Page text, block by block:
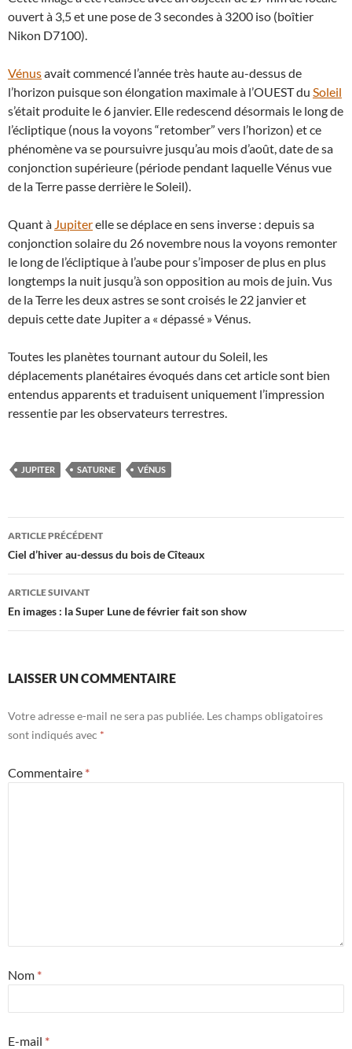
ouvert à 3,5 et une pose de 3 secondes à 3200 iso (boîtier
Nikon D7100).
Vénusavait commencé l’année très haute au-dessus de
l’horizon puisque son élongation maximale à l’OUEST du Soleil
s’était produite le 6 janvier. Elle redescend désormais le long de
l’écliptique (nous la voyons “retomber” vers l’horizon) et ce
phénomène va se poursuivre jusqu’au mois d’août, date de sa
conjonction supérieure (période pendant laquelle Vénus vue
de la Terre passe derrière le Soleil).
Quant à Jupiterelle se déplace en sens inverse : depuis sa
conjonction solaire du 26 novembre nous la voyons remonter
le long de l’écliptique à l’aube pour s’imposer de plus en plus
longtemps la nuit jusqu’à son opposition au mois de juin. Vus
de la Terre les deux astres se sont croisés le 22 janvier et
depuis cette date Jupiter a « dépassé » Vénus.
Toutes les planètes tournant autour du Soleil, les
déplacements planétaires évoqués dans cet article sont bien
entendus apparents et traduisent uniquement l’impression
ressentie par les observateurs terrestres.
JUPITER SATURNE VÉNUS
Navigation
des
articles
ARTICLE PRÉCÉDENT
Ciel d’hiver au-dessus du bois de Cîteaux
ARTICLE SUIVANT
En images : la Super Lune de février fait son show
LAISSER UN COMMENTAIRE
Votre adresse e-mail ne sera pas publiée. Les champs obligatoires
sont indiqués avec *
Commentaire *
Nom *
E-mail *